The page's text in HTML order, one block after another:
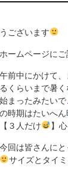
ございます
ームページに
前中にかけて
くらいまで暑
まったみたいで
時期はたいへん
３人だけ
】
回は皆さんに
サイズとタイ